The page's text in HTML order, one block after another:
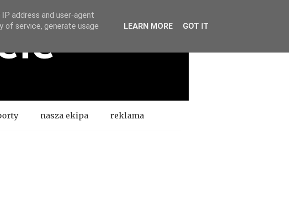
nasza ekipa reklama
address and user-agent
of service, generate usage
LEARN MORE GOT IT